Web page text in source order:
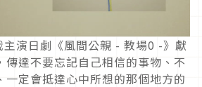
演日劇《風間公親 - 教場0 -》獻
傳達不要忘記自己相信的事物、不
一定會抵達心中所想的那個地方的